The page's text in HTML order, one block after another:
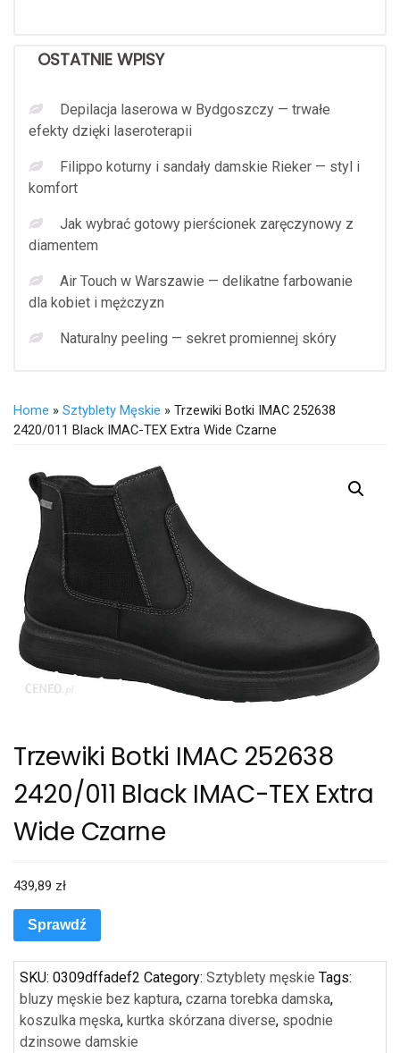
OSTATNIE WPISY
Depilacja laserowa w Bydgoszczy — trwałe
efekty dzięki laseroterapii
Filippo koturny i sandały damskie Rieker — styl i
komfort
Jak wybrać gotowy pierścionek zaręczynowy z
diamentem
Air Touch w Warszawie — delikatne farbowanie
dla kobiet i mężczyzn
Naturalny peeling — sekret promiennej skóry
Home » Sztyblety Męskie » Trzewiki Botki IMAC 252638
2420/011 Black IMAC-TEX Extra Wide Czarne
Trzewiki Botki IMAC 252638
2420/011 Black IMAC-TEX Extra
Wide Czarne
439,89 zł
Sprawdź
SKU: 0309dffadef2 Category: Sztyblety męskie Tags:
bluzy męskie bez kaptura, czarna torebka damska,
koszulka męska, kurtka skórzana diverse, spodnie
dzinsowe damskie